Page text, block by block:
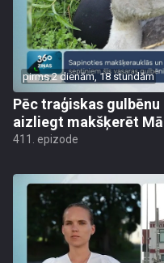
pirms 2 dienām, 18 stundām
Pēc traģiskas
aizliegt makšķerēt
411. epizode